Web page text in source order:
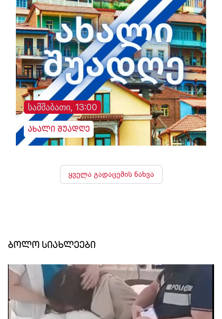
სამშაბათი, 13:00
ახალი შუადღე
ყველა გადაცემის ნახვა
ბოლო სიახლეები